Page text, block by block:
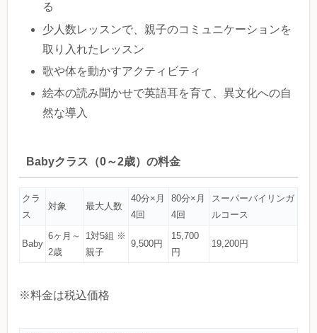
る
少人数レッスンで、親子のコミュニケーションを
取り入れたレッスン
歌や体を動かすアクティビティ
絵本の読み聞かせで英語耳を育て、異文化への自
然な導入
Babyクラス（0～2歳）の料金
クラ
ス
対象 最大人数
40分×月
4回
80分×月
4回
スーパーバイリンガ
ルコース
Baby
6ヶ月～
2歳
1対5組 ※
親子
9,500円
15,700
円
19,200円
※料金は税込価格